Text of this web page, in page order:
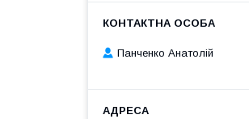
Панченко Анатолій